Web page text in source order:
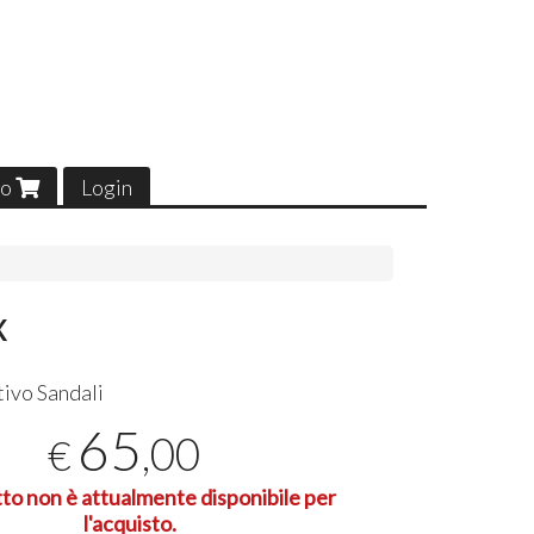
Login
Sandali
€ 65,00
non è attualmente disponibile per
l'acquisto.